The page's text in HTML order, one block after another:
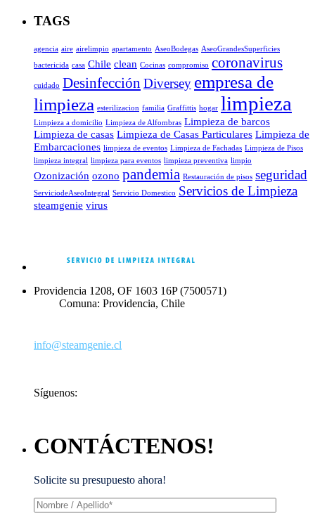
TAGS
agencia aire airelimpio apartamento AseoBodegas AseoGrandesSuperficies
bactericida casa Chile clean Cocinas compromiso coronavirus
cuidado Desinfección Diversey empresa de
limpieza esterilizacion familia Graffittis hogar limpieza
Limpieza a domicilio Limpieza de Alfombras Limpieza de barcos
Limpieza de casas Limpieza de Casas Particulares Limpieza de
Embarcaciones limpieza de eventos Limpieza de Fachadas Limpieza de Pisos
limpieza integral limpieza para eventos limpieza preventiva limpio
Ozonización ozono pandemia Restauración de pisos seguridad
ServiciodeAseoIntegral Servicio Domestico Servicios de Limpieza
steamgenie virus
Providencia 1208, OF 1603 16P (7500571)
Comuna: Providencia, Chile
info@steamgenie.cl
Síguenos:
CONTÁCTENOS!
Solicite su presupuesto ahora!